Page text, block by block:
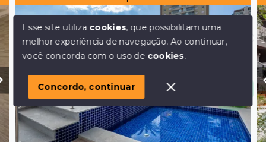
Olá! em posso ajudar?
Esse site utiliza cookies, que possibilitam uma
melhor experiência de navegação.Ao continuar,
você concorda com o uso de cookies.
Concordo, continuar